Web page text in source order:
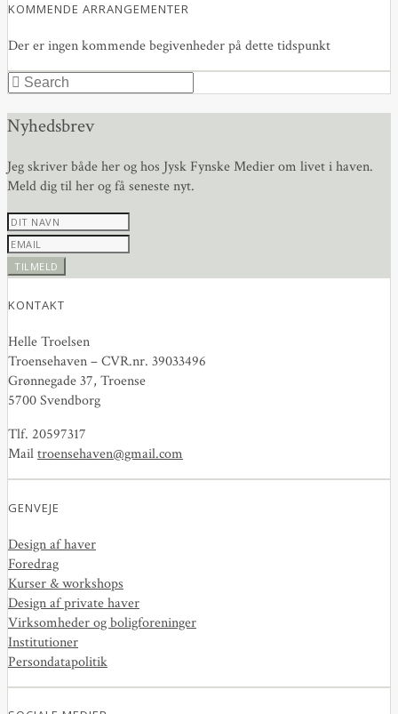
KOMMENDE ARRANGEMENTER
Der er ingen kommende begivenheder på dette tidspunkt
Nyhedsbrev
Jeg skriver både her og hos Jysk Fynske Medier om livet i haven.
Meld dig til her og få seneste nyt.
KONTAKT
Helle Troelsen
Troensehaven – CVR.nr. 39033496
Grønnegade 37, Troense
5700 Svendborg
Tlf. 20597317
Mailtroensehaven@gmail.com
GENVEJE
Design af haver
Foredrag
Kurser & workshops
Design af private haver
Virksomheder og boligforeninger
Institutioner
Persondatapolitik